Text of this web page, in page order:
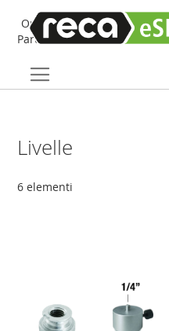
Online Shop online
Partita IVA!
Livelle
6 elementi